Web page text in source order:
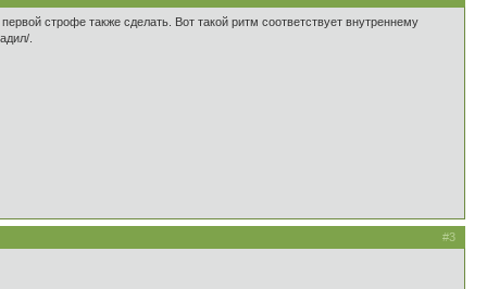
строфе также сделать. Вот такой ритм соответствует внутреннему
.
#3